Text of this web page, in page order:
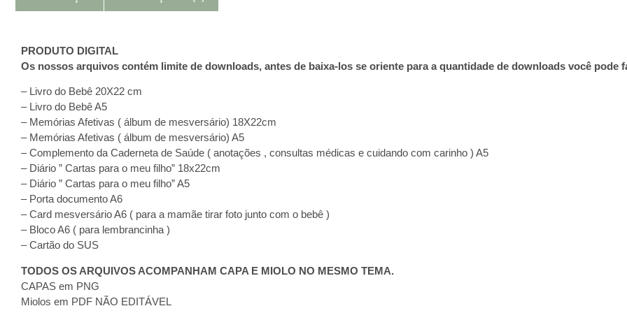
PRODUTO DIGITAL
Os nossos arquivos contém limite de downloads, antes de baixa-los se oriente para a quantidade de downloads você pode
– Livro do Bebê 20X22 cm
– Livro do Bebê A5
– Memórias Afetivas ( álbum de mesversário) 18X22cm
– Memórias Afetivas ( álbum de mesversário) A5
– Complemento da Caderneta de Saúde ( anotações , consultas médicas e cuidando com carinho ) A5
– Diário ” Cartas para o meu filho” 18x22cm
– Diário ” Cartas para o meu filho” A5
– Porta documento A6
– Card mesversário A6 ( para a mamãe tirar foto junto com o bebê )
– Bloco A6 ( para lembrancinha )
– Cartão do SUS
TODOS OS ARQUIVOS ACOMPANHAM CAPA E MIOLO NO MESMO TEMA.
CAPAS em PNG
Miolos em PDF NÃO EDITÁVEL